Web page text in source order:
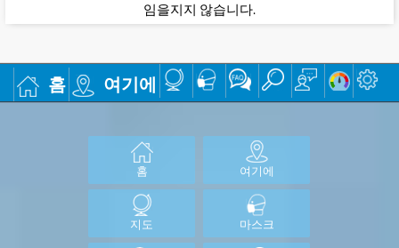
임을지지 않습니다.
홈 여기에
홈 여기에
지도 마스크